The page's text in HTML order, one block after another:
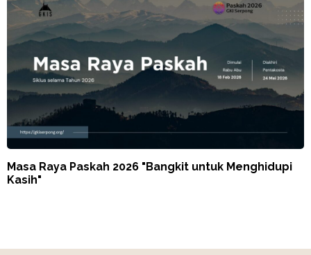
Masa Raya Paskah 2026 "Bangkit untuk Menghidupi
Kasih"